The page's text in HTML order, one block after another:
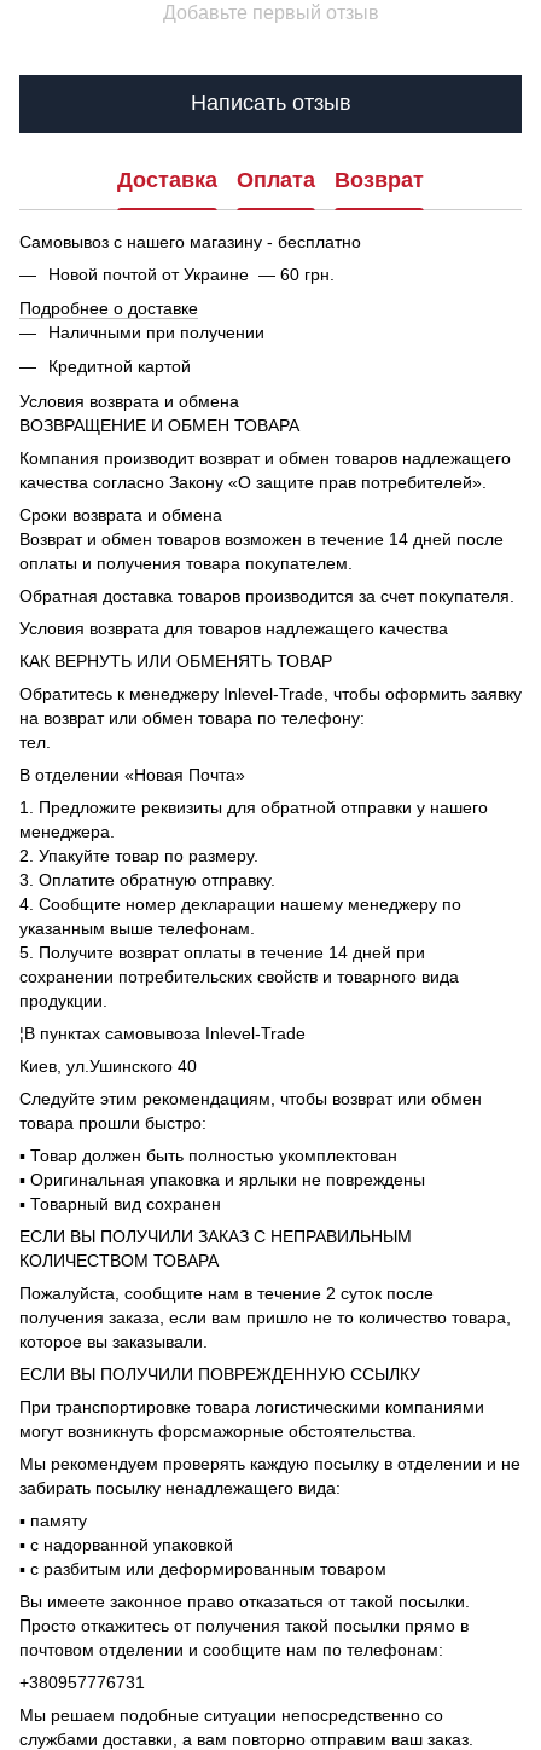
Добавьте первый отзыв
Написать отзыв
Доставка Оплата Возврат
Самовывоз с нашего магазину - бесплатно
Новой почтой от Украине — 60 грн.
Подробнее о доставке
Наличными при получении
Кредитной картой
Условия возврата и обмена
ВОЗВРАЩЕНИЕ И ОБМЕН ТОВАРА
Компания производит возврат и обмен товаров надлежащего
качества согласно Закону «О защите прав потребителей».
Сроки возврата и обмена
Возврат и обмен товаров возможен в течение 14 дней после
оплаты и получения товара покупателем.
Обратная доставка товаров производится за счет покупателя.
Условия возврата для товаров надлежащего качества
КАК ВЕРНУТЬ ИЛИ ОБМЕНЯТЬ ТОВАР
Обратитесь к менеджеру Inlevel-Trade, чтобы оформить заявку
на возврат или обмен товара по телефону:
тел.
В отделении «Новая Почта»
1. Предложите реквизиты для обратной отправки у нашего
менеджера.
2. Упакуйте товар по размеру.
3. Оплатите обратную отправку.
4. Сообщите номер декларации нашему менеджеру по
указанным выше телефонам.
5. Получите возврат оплаты в течение 14 дней при
сохранении потребительских свойств и товарного вида
продукции.
¦В пунктах самовывоза Inlevel-Trade
Киев, ул.Ушинского 40
Следуйте этим рекомендациям, чтобы возврат или обмен
товара прошли быстро:
▪️ Товар должен быть полностью укомплектован
▪️ Оригинальная упаковка и ярлыки не повреждены
▪️ Товарный вид сохранен
ЕСЛИ ВЫ ПОЛУЧИЛИ ЗАКАЗ С НЕПРАВИЛЬНЫМ
КОЛИЧЕСТВОМ ТОВАРА
Пожалуйста, сообщите нам в течение 2 суток после
получения заказа, если вам пришло не то количество товара,
которое вы заказывали.
ЕСЛИ ВЫ ПОЛУЧИЛИ ПОВРЕЖДЕННУЮ ССЫЛКУ
При транспортировке товара логистическими компаниями
могут возникнуть форсмажорные обстоятельства.
Мы рекомендуем проверять каждую посылку в отделении и не
забирать посылку ненадлежащего вида:
▪️ памяту
▪️ с надорванной упаковкой
▪️ с разбитым или деформированным товаром
Вы имеете законное право отказаться от такой посылки.
Просто откажитесь от получения такой посылки прямо в
почтовом отделении и сообщите нам по телефонам:
+380957776731
Мы решаем подобные ситуации непосредственно со
службами доставки, а вам повторно отправим ваш заказ.